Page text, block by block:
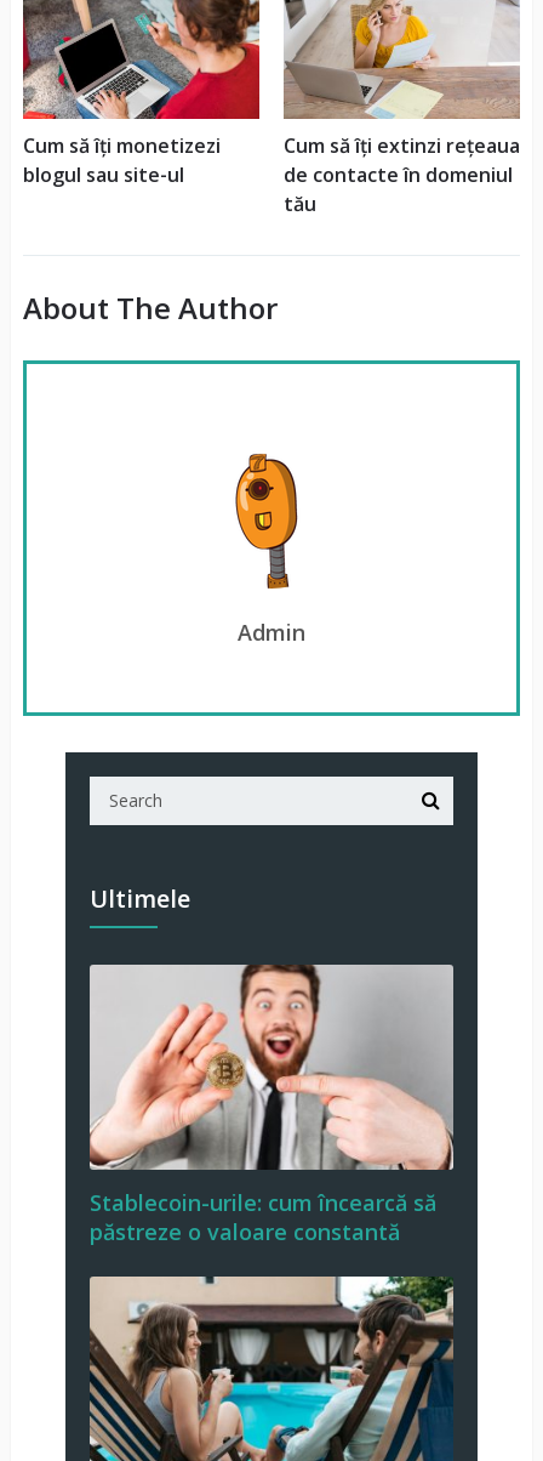
Cum să îți monetizezi
blogul sau site-ul
Cum să îți extinzi rețeaua
de contacte în domeniul
tău
About The Author
Admin
Ultimele
Stablecoin-urile: cum încearcă să
păstreze o valoare constantă